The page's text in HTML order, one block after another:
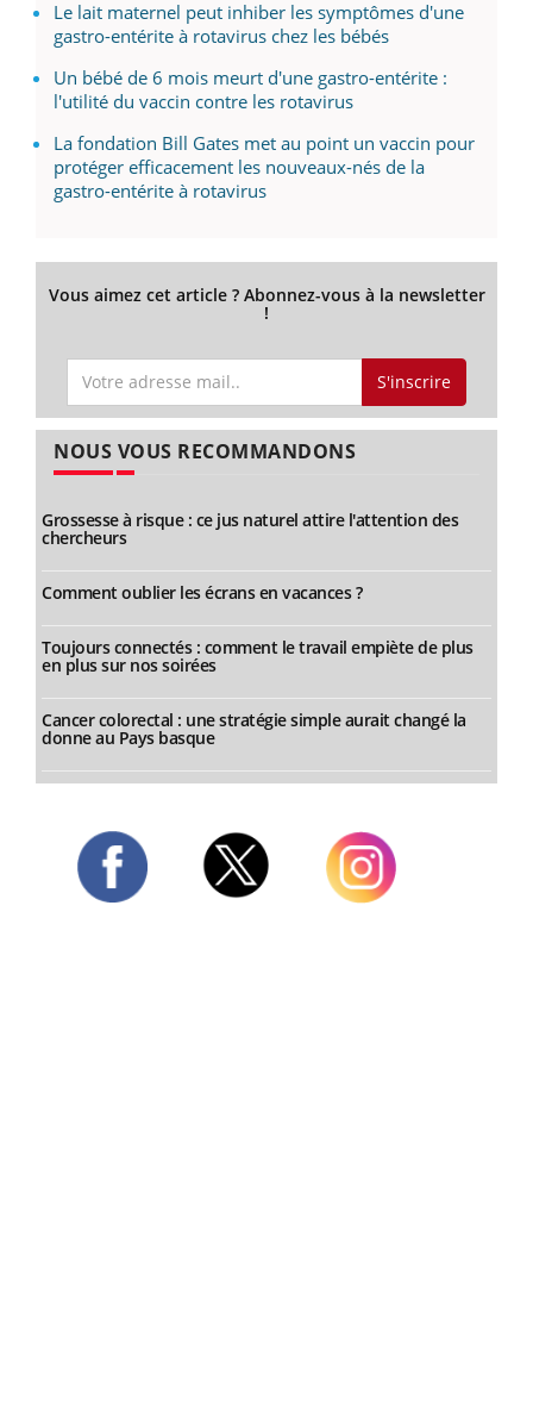
Le lait maternel peut inhiber les symptômes d'une
gastro-entérite à rotavirus chez les bébés
Un bébé de 6 mois meurt d'une gastro-entérite :
l'utilité du vaccin contre les rotavirus
La fondation Bill Gates met au point un vaccin pour
protéger efficacement les nouveaux-nés de la
gastro-entérite à rotavirus
Vous aimez cet article ? Abonnez-vous à la newsletter
!
S'inscrire
NOUS VOUS RECOMMANDONS
Grossesse à risque : ce jus naturel attire l'attention des
chercheurs
Comment oublier les écrans en vacances ?
Toujours connectés : comment le travail empiète de plus
en plus sur nos soirées
Cancer colorectal : une stratégie simple aurait changé la
donne au Pays basque